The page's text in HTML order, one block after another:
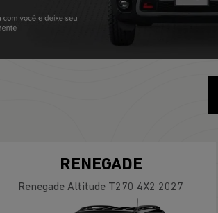
RENEGADE
Renegade Altitude T270 4X2 2027